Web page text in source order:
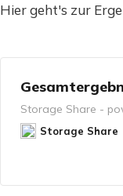
Hier geht's zur
Storage Share -
Storage Share